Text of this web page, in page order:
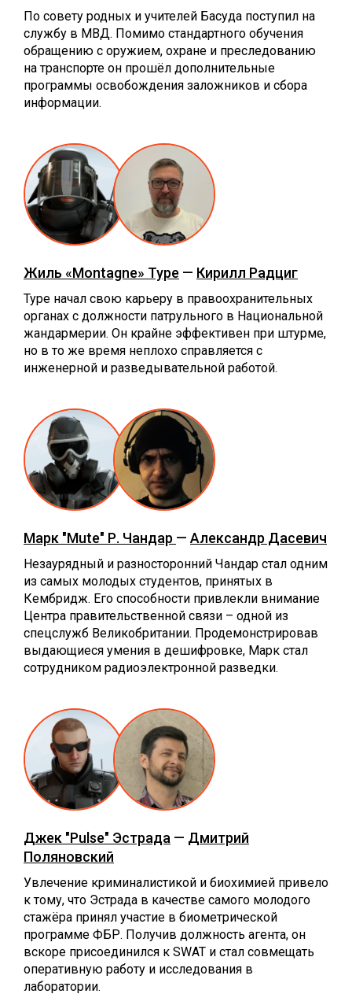
По совету родных и учителей Басуда поступил на
службу в МВД. Помимо стандартного обучения
обращению с оружием, охране и преследованию
на транспорте он прошёл дополнительные
программы освобождения заложников и сбора
информации.
Жиль «Montagne» Туре — Кирилл Радциг
Туре начал свою карьеру в правоохранительных
органах с должности патрульного в Национальной
жандармерии. Он крайне эффективен при штурме,
но в то же время неплохо справляется с
инженерной и разведывательной работой.
Марк "Mute" Р. Чандар — Александр Дасевич
Незаурядный и разносторонний Чандар стал одним
из самых молодых студентов, принятых в
Кембридж. Его способности привлекли внимание
Центра правительственной связи – одной из
спецслужб Великобритании. Продемонстрировав
выдающиеся умения в дешифровке, Марк стал
сотрудником радиоэлектронной разведки.
Джек "Pulse" Эстрада — Дмитрий
Поляновский
Увлечение криминалистикой и биохимией привело
к тому, что Эстрада в качестве самого молодого
стажёра принял участие в биометрической
программе ФБР. Получив должность агента, он
вскоре присоединился к SWAT и стал совмещать
оперативную работу и исследования в
лаборатории.